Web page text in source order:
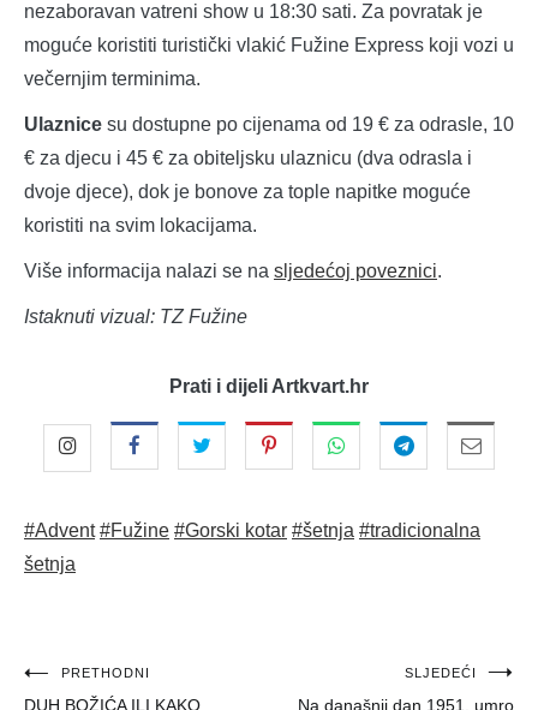
nezaboravan vatreni show u 18:30 sati. Za povratak je
moguće koristiti turistički vlakić Fužine Express koji vozi u
večernjim terminima.
Ulaznice su dostupne po cijenama od 19 € za odrasle, 10
€ za djecu i 45 € za obiteljsku ulaznicu (dva odrasla i
dvoje djece), dok je bonove za tople napitke moguće
koristiti na svim lokacijama.
Više informacija nalazi se na sljedećoj poveznici.
Istaknuti vizual: TZ Fužine
Prati i dijeli Artkvart.hr
#Advent #Fužine #Gorski kotar #šetnja #tradicionalna
šetnja
Navigacija
PRETHODNI
DUH BOŽIĆA ILI KAKO
SLJEDEĆI
Na današnji dan 1951. umro